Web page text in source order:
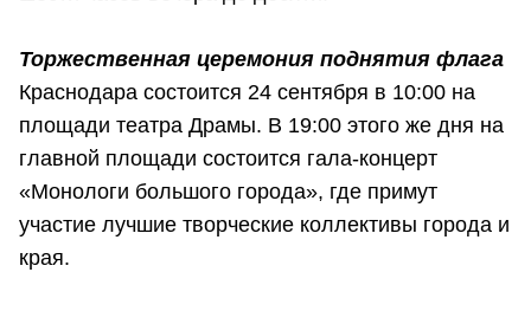
Торжественная церемония поднятия флага
Краснодара состоится 24 сентября в 10:00 на
площади театра Драмы. В 19:00 этого же дня на
главной площади состоится гала-концерт
«Монологи большого города», где примут
участие лучшие творческие коллективы города и
края.